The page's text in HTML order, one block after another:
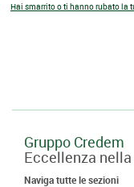
Hai smarrito o ti hanno rubato la
Gruppo Credem
Eccellenza
Naviga tutte le sezioni